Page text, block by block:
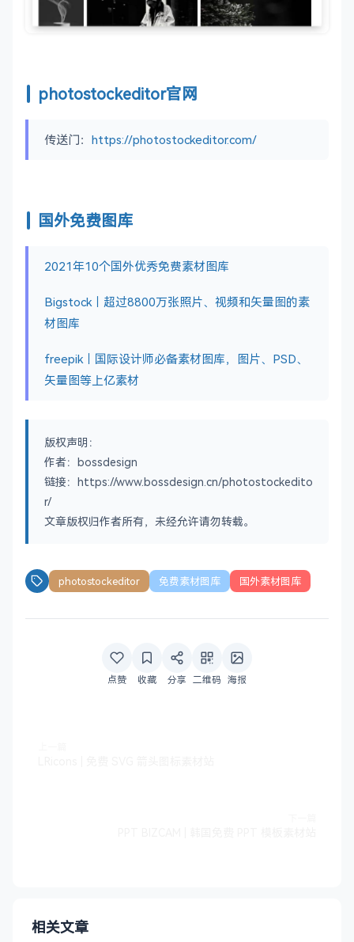
photostockeditor官网
传送门： https://photostockeditor.com/
国外免费图库
2021年10个国外优秀免费素材图库
Bigstock｜超过8800万张照片、视频和矢量图的素
材图库
freepik｜国际设计师必备素材图库，图片、PSD、
矢量图等上亿素材
版权声明：
作者：bossdesign
链接：https://www.bossdesign.cn/photostockedito
r/
文章版权归作者所有，未经允许请勿转载。
photostockeditor 免费素材图库 国外素材图库
点赞 收藏 分享 二维码 海报
相关文章